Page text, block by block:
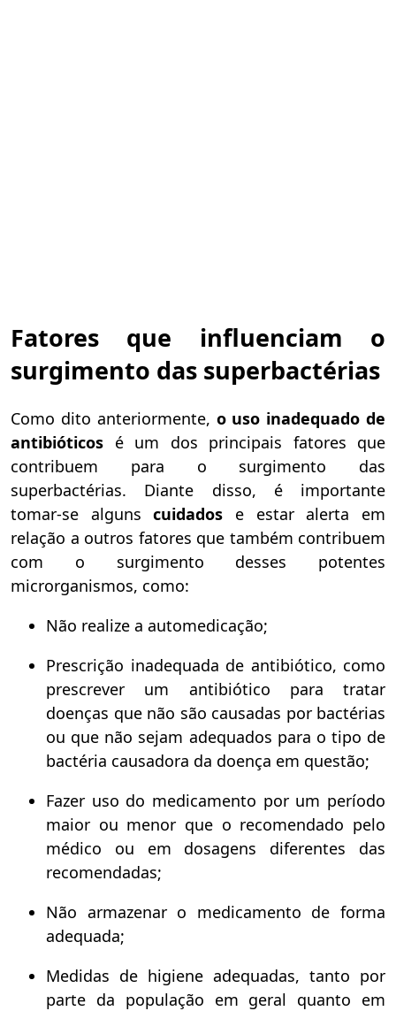
Fatores que influenciam o
surgimento das superbactérias
Como dito anteriormente, o uso inadequado de
antibióticos é um dos principais fatores que
contribuem para o surgimento das
superbactérias. Diante disso, é importante
tomar-se algunscuidados e estar alerta em
relação a outros fatores que também contribuem
com o surgimento desses potentes
microrganismos, como:
Não realize a automedicação;
Prescrição inadequada de antibiótico, como
prescrever um antibiótico para tratar
doenças que não são causadas por bactérias
ou que não sejam adequados para o tipo de
bactéria causadora da doença em questão;
Fazer uso do medicamento por um período
maior ou menor que o recomendado pelo
médico ou em dosagens diferentes das
recomendadas;
Não armazenar o medicamento de forma
adequada;
Medidas de higiene adequadas, tanto por
parte da população em geral quanto em